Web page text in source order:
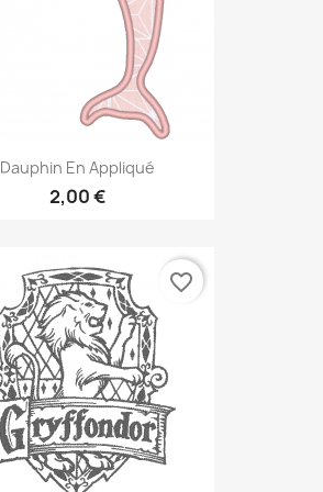
Dauphin En Appliqué
2,00 €
favorite_border